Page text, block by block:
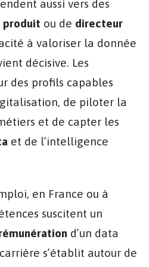
aussi vers des
produit ou de directeur
à valoriser la donnée
décisive. Les
des profils capables
de piloter la
et de capter les
et de l’intelligence
en France ou à
suscitent un
d’un data
s’établit autour de